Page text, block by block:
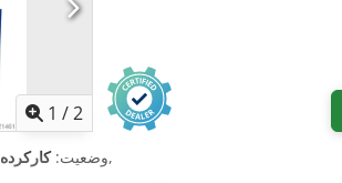
1 /2
وضعیت:کارکرده ,